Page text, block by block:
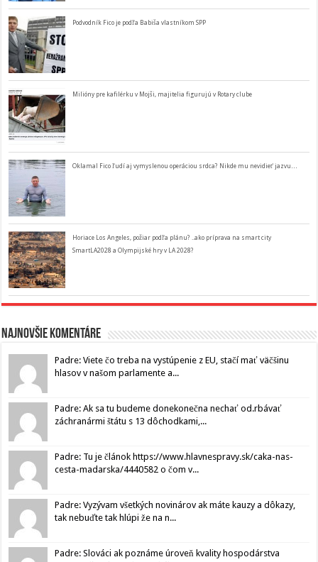
Podvodník Fico je podľa Babiša vlastníkom SPP
Milióny pre kafilérku v Mojši, majitelia figurujú v Rotary clube
Oklamal Fico ľudí aj vymyslenou operáciou srdca? Nikde mu nevidieť jazvu…
Horiace Los Angeles, požiar podľa plánu? ..ako príprava na smart city
SmartLA2028 a Olympijské hry v LA 2028?
Najnovšie komentáre
Padre: Viete čo treba na vystúpenie z EU, stačí mať väčšinu
hlasov v našom parlamente a...
Padre: Ak sa tu budeme donekonečna nechať od.rbávať
záchranármi štátu s 13 dôchodkami,...
Padre: Tu je článok https://www.hlavnespravy.sk/caka-nas-
cesta-madarska/4440582 o čom v...
Padre: Vyzývam všetkých novinárov ak máte kauzy a dôkazy,
tak nebuďte tak hlúpi že na n...
Padre: Slováci ak poznáme úroveň kvality hospodárstva